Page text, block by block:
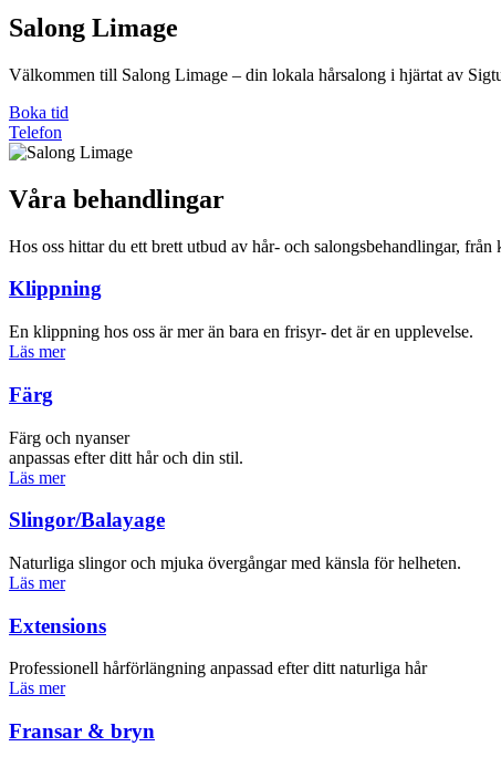
Salong Limage
Välkommen till Salong Limage – din lokala hårsalong i hjärtat av
Boka tid
Telefon
Våra behandlingar
Hos oss hittar du ett brett utbud av hår- och salongsbehandlingar,
Klippning
En klippning hos oss är mer än bara en frisyr- det är en upplevelse.
Läs mer
Färg
Färg och nyanser
anpassas efter ditt hår och din stil.
Läs mer
Slingor/­­Balayage
Naturliga slingor och mjuka övergångar med känsla för helheten.
Läs mer
Extensions
Professionell hårförlängning anpassad efter ditt naturliga hår
Läs mer
Fransar & bryn